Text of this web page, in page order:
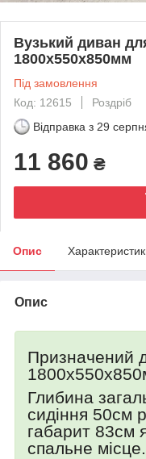
Вузький диван
1800х550х850мм
Під замовлення
Код: 12615
Роздріб
Відправка з 29
11 860 ₴
Опис
Опис
Призначений
Глибина
сидіння 50см
габарит 83см
спальне місце.